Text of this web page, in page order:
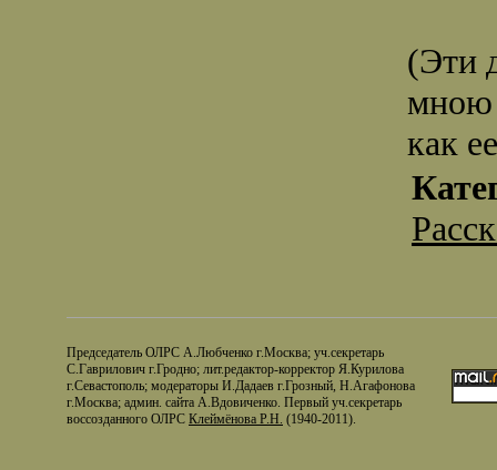
(Эти
мною
как
Председатель ОЛРС А.Любченко г.Москва; уч.секретарь
С.Гаврилович г.Гродно; лит.редактор-корректор Я.Курилова
г.Севастополь; модераторы И.Дадаев г.Грозный, Н.Агафонова
г.Москва; админ. сайта А.Вдовиченко. Первый уч.секретарь
воссозданного ОЛРС Клеймёнова Р.Н. (1940-2011).